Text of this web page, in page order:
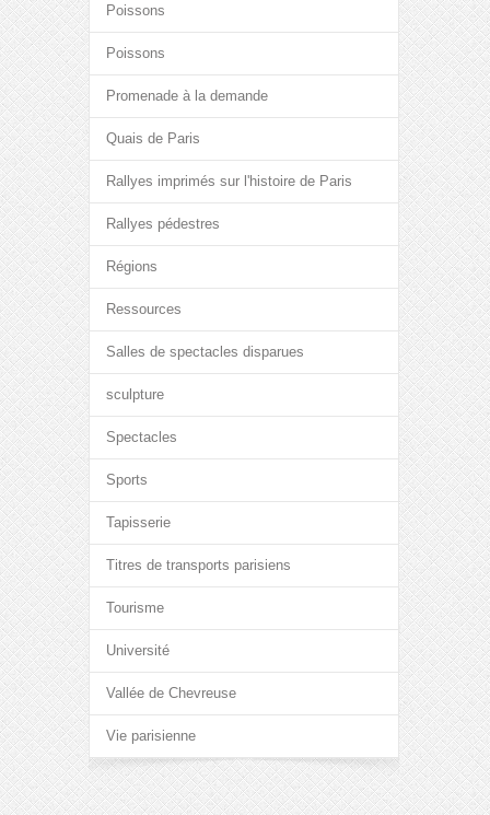
Poissons
Poissons
Promenade à la demande
Quais de Paris
Rallyes imprimés sur l'histoire de Paris
Rallyes pédestres
Régions
Ressources
Salles de spectacles disparues
sculpture
Spectacles
Sports
Tapisserie
Titres de transports parisiens
Tourisme
Université
Vallée de Chevreuse
Vie parisienne